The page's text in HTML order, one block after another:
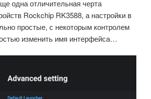
одна отличительная черта
Rockchip RK3588, а настройки в
простые, с некоторым контролем
изменить имя интерфейса…